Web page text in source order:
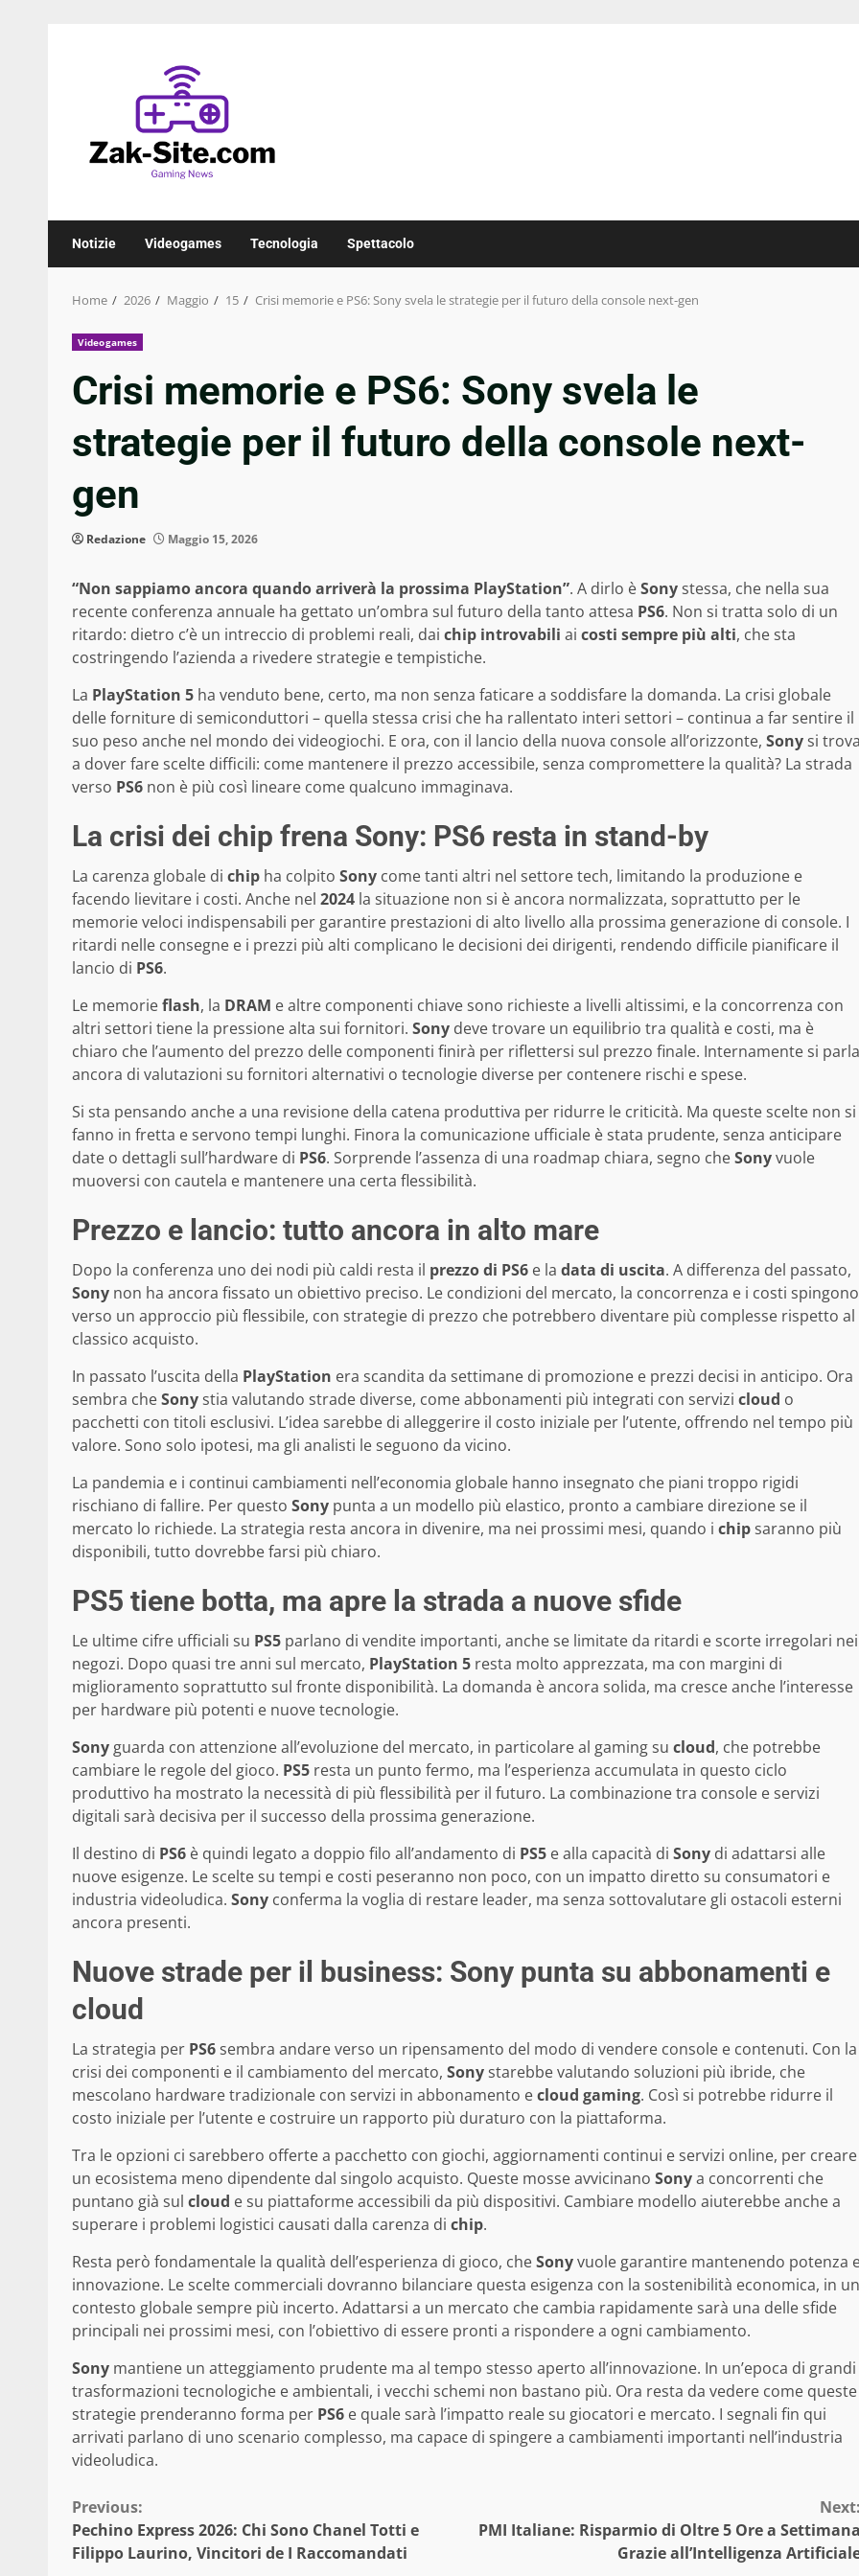
Notizie Videogames Tecnologia Spettacolo
Home 2026 Maggio 15 Crisi memorie e PS6: Sony svela le strategie per il futuro della console next-gen
Videogames
Crisi memorie e PS6: Sony svela le
strategie per il futuro della console next-
gen
Redazione Maggio 15, 2026
“Non sappiamo ancora quando arriverà la prossima PlayStation”. A dirlo èSonystessa, che nella sua
recente conferenza annuale ha gettato un’ombra sul futuro della tanto attesa PS6. Non si tratta solo di un
ritardo: dietro c’è un intreccio di problemi reali, dai chip introvabili ai costi sempre più alti, che sta
costringendo l’azienda a rivedere strategie e tempistiche.
La PlayStation 5 ha venduto bene, certo, ma non senza faticare a soddisfare la domanda. La crisi globale
delle forniture di semiconduttori – quella stessa crisi che ha rallentato interi settori – continua a far sentire il
suo peso anche nel mondo dei videogiochi. E ora, con il lancio della nuova console all’orizzonte, Sonysi
a dover fare scelte difficili: come mantenere il prezzo accessibile, senza compromettere la qualità? La strada
verso PS6 non è più così lineare come qualcuno immaginava.
La crisi dei chip frena Sony: PS6 resta in stand-by
La carenza globale di chip ha colpito Sony come tanti altri nel settore tech, limitando la produzione e
facendo lievitare i costi. Anche nel 2024 la situazione non si è ancora normalizzata, soprattutto per le
memorie veloci indispensabili per garantire prestazioni di alto livello alla prossima generazione di console. I
ritardi nelle consegne e i prezzi più alti complicano le decisioni dei dirigenti, rendendo difficile pianificare il
lancio di PS6.
Le memorieflash, la DRAM e altre componenti chiave sono richieste a livelli altissimi, e la concorrenza con
altri settori tiene la pressione alta sui fornitori. Sony deve trovare un equilibrio tra qualità e costi, ma è
chiaro che l’aumento del prezzo delle componenti finirà per riflettersi sul prezzo finale. Internamente si parla
ancora di valutazioni su fornitori alternativi o tecnologie diverse per contenere rischi e spese.
Si sta pensando anche a una revisione della catena produttiva per ridurre le criticità. Ma queste scelte non si
fanno in fretta e servono tempi lunghi. Finora la comunicazione ufficiale è stata prudente, senza anticipare
date o dettagli sull’hardware di PS6. Sorprende l’assenza di una roadmap chiara, segno cheSonyvuole
muoversi con cautela e mantenere una certa flessibilità.
Prezzo e lancio: tutto ancora in alto mare
Dopo la conferenza uno dei nodi più caldi resta il prezzo di PS6 e la data di uscita. A differenza del passato,
Sony non ha ancora fissato un obiettivo preciso. Le condizioni del mercato, la concorrenza e i costi spingono
verso un approccio più flessibile, con strategie di prezzo che potrebbero diventare più complesse rispetto al
classico acquisto.
In passato l’uscita della PlayStation era scandita da settimane di promozione e prezzi decisi in anticipo. Ora
sembra cheSonystia valutando strade diverse, come abbonamenti più integrati con servizi cloud o
pacchetti con titoli esclusivi. L’idea sarebbe di alleggerire il costo iniziale per l’utente, offrendo nel tempo più
valore. Sono solo ipotesi, ma gli analisti le seguono da vicino.
La pandemia e i continui cambiamenti nell’economia globale hanno insegnato che piani troppo rigidi
rischiano di fallire. Per questo Sony punta a un modello più elastico, pronto a cambiare direzione se il
mercato lo richiede. La strategia resta ancora in divenire, ma nei prossimi mesi, quando i chipsaranno più
disponibili, tutto dovrebbe farsi più chiaro.
PS5 tiene botta, ma apre la strada a nuove sfide
Le ultime cifre ufficiali su PS5 parlano di vendite importanti, anche se limitate da ritardi e scorte irregolari nei
negozi. Dopo quasi tre anni sul mercato, PlayStation 5 resta molto apprezzata, ma con margini di
miglioramento soprattutto sul fronte disponibilità. La domanda è ancora solida, ma cresce anche l’interesse
per hardware più potenti e nuove tecnologie.
Sony guarda con attenzione all’evoluzione del mercato, in particolare al gaming su cloud, che potrebbe
cambiare le regole del gioco. PS5 resta un punto fermo, ma l’esperienza accumulata in questo ciclo
produttivo ha mostrato la necessità di più flessibilità per il futuro. La combinazione tra console e servizi
digitali sarà decisiva per il successo della prossima generazione.
Il destino di PS6 è quindi legato a doppio filo all’andamento di PS5 e alla capacità di Sony di adattarsi alle
nuove esigenze. Le scelte su tempi e costi peseranno non poco, con un impatto diretto su consumatori e
industria videoludica. Sony conferma la voglia di restare leader, ma senza sottovalutare gli ostacoli esterni
ancora presenti.
Nuove strade per il business: Sony punta su abbonamenti e
cloud
La strategia per PS6sembra andare verso un ripensamento del modo di vendere console e contenuti. Con la
crisi dei componenti e il cambiamento del mercato, Sonystarebbe valutando soluzioni più ibride, che
mescolano hardware tradizionale con servizi in abbonamento ecloud gaming. Così si potrebbe ridurre il
costo iniziale per l’utente e costruire un rapporto più duraturo con la piattaforma.
Tra le opzioni ci sarebbero offerte a pacchetto con giochi, aggiornamenti continui e servizi online, per creare
un ecosistema meno dipendente dal singolo acquisto. Queste mosse avvicinano Sonya concorrenti che
puntano già sul cloud e su piattaforme accessibili da più dispositivi. Cambiare modello aiuterebbe anche a
superare i problemi logistici causati dalla carenza di chip.
Resta però fondamentale la qualità dell’esperienza di gioco, cheSonyvuole garantire mantenendo potenza
innovazione. Le scelte commerciali dovranno bilanciare questa esigenza con la sostenibilità economica, in un
contesto globale sempre più incerto. Adattarsi a un mercato che cambia rapidamente sarà una delle sfide
principali nei prossimi mesi, con l’obiettivo di essere pronti a rispondere a ogni cambiamento.
Sony mantiene un atteggiamento prudente ma al tempo stesso aperto all’innovazione. In un’epoca di grandi
trasformazioni tecnologiche e ambientali, i vecchi schemi non bastano più. Ora resta da vedere come queste
strategie prenderanno forma per PS6 e quale sarà l’impatto reale su giocatori e mercato. I segnali fin qui
arrivati parlano di uno scenario complesso, ma capace di spingere a cambiamenti importanti nell’industria
videoludica.
Continue
Reading
Previous:
Pechino Express 2026: Chi Sono Chanel Totti e
Filippo Laurino, Vincitori de I Raccomandati
PMI Italiane: Risparmio di Oltre 5 Ore a
Grazie all’Intelligenza